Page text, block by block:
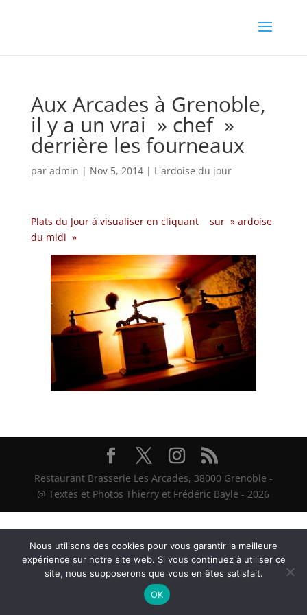
Aux Arcades à Grenoble,
il y a un vrai » chef »
derrière les fourneaux
par admin | Nov 5, 2014| L'ardoise du jour
Plats du Jour à visualiser en cliquant sur » ardoise
du midi »
Restaurant Brasserie Les Arcades, 38000 Grenoble -
@ Textes et Photos Thierry et Frédéric Bayle - 2026
Nous utilisons des cookies pour vous garantir la meilleure
expérience sur notre site web. Si vous continuez à utiliser ce
site, nous supposerons que vous en êtes satisfait.
OK